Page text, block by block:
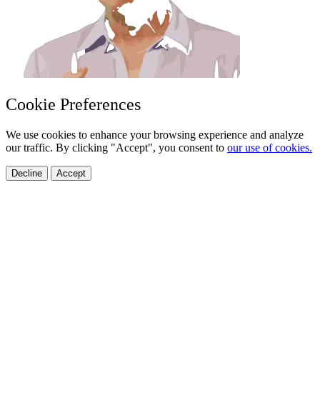
Cookie Preferences
We use cookies to enhance your browsing experience and analyze
our traffic. By clicking "Accept", you consent to our use of cookies.
Decline Accept